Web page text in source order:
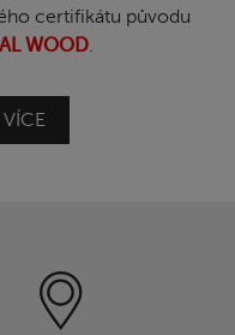
certifikátu původu
WOOD.